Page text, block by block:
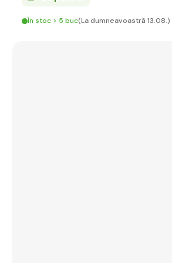
În stoc > 5 buc(La dumneavoastră 13.08.)